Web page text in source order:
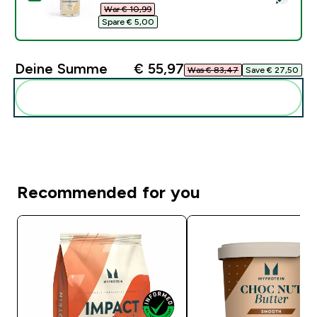
War € 10,99‎
Spare € 5,00‎
Deine Summe € 55,97‎ Was € 83,47‎ Save € 27,50‎
Recommended for you